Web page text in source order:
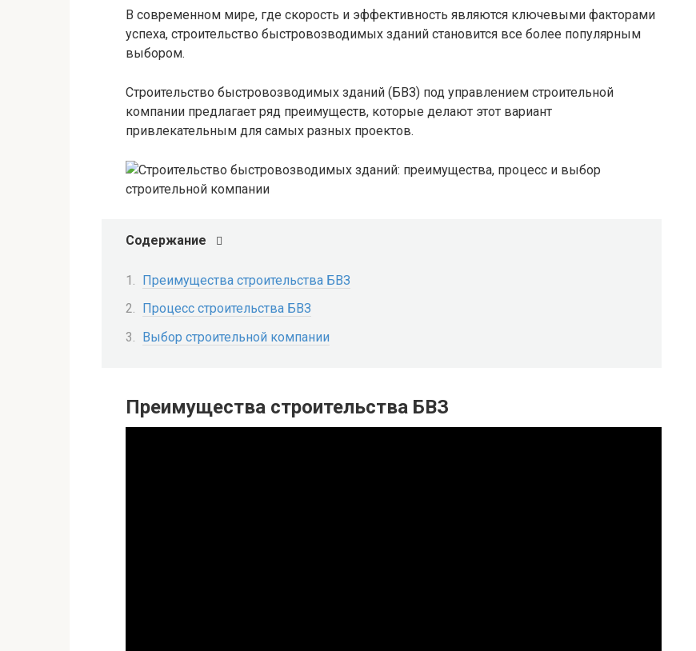
В современном мире, где скорость и эффективность являются ключевыми факторами
успеха, строительство быстровозводимых зданий становится все более популярным
выбором.
Строительство быстровозводимых зданий (БВЗ) под управлением строительной
компании предлагает ряд преимуществ, которые делают этот вариант
привлекательным для самых разных проектов.
Содержание
Преимущества строительства БВЗ
Процесс строительства БВЗ
Выбор строительной компании
Преимущества строительства БВЗ